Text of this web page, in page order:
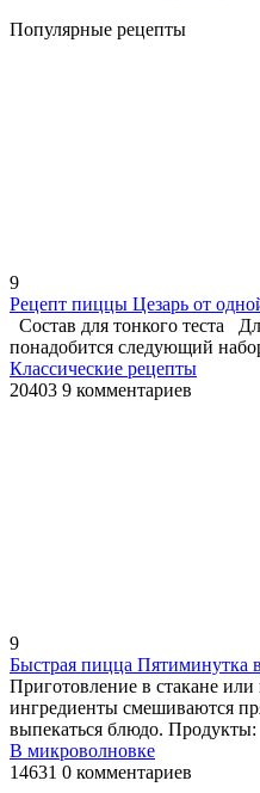
Популярные рецепты
9
Рецепт пиццы Цезарь от
Состав для тонкого теста
понадобится следующий
Классические рецепты
20403 9 комментариев
9
Быстрая пицца Пятиминутка
Приготовление в стакане
ингредиенты смешиваются
выпекаться блюдо. Продукты:
В микроволновке
14631 0 комментариев